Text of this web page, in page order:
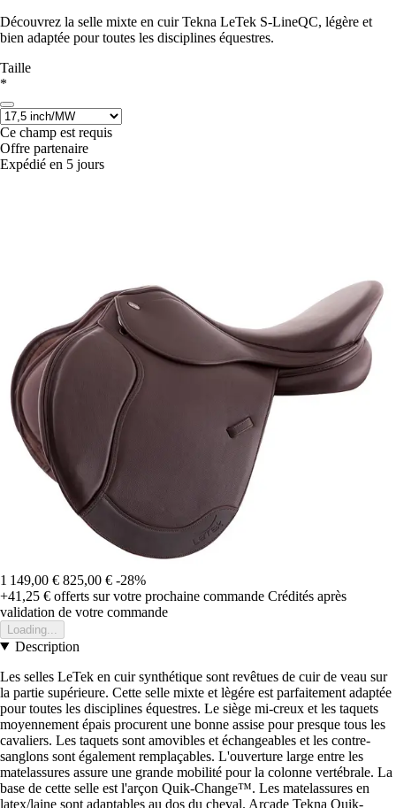
Découvrez la selle mixte en cuir Tekna LeTek S-LineQC, légère et
bien adaptée pour toutes les disciplines équestres.
Taille
*
Ce champ est requis
Offre partenaire
Expédié en 5 jours
1 149,00 € 825,00 € -28%
+41,25 € offerts sur votre prochaine commande Crédités après
validation de votre commande
Loading...
Description
Les selles LeTek en cuir synthétique sont revêtues de cuir de veau sur
la partie supérieure. Cette selle mixte et lègére est parfaitement adaptée
pour toutes les disciplines équestres. Le siège mi-creux et les taquets
moyennement épais procurent une bonne assise pour presque tous les
cavaliers. Les taquets sont amovibles et échangeables et les contre-
sanglons sont également remplaçables. L'ouverture large entre les
matelassures assure une grande mobilité pour la colonne vertébrale. La
base de cette selle est l'arçon Quik-Change™. Les matelassures en
latex/laine sont adaptables au dos du cheval. Arcade Tekna Quik-